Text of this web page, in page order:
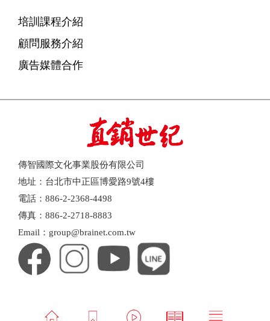
培訓課程介紹
顧問服務介紹
廣告媒體合作
傳智國際文化事業股份有限公司
地址：台北市中正區博愛路9號4樓
電話：886-2-2368-4498
傳真：886-2-2718-8883
Email：group@brainet.com.tw